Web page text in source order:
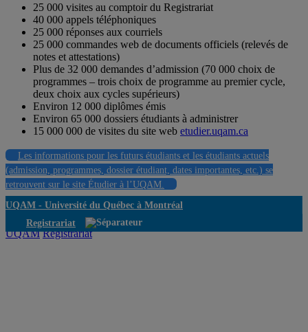
25 000 visites au comptoir du Registrariat
40 000 appels téléphoniques
25 000 réponses aux courriels
25 000 commandes web de documents officiels (relevés de
notes et attestations)
Plus de 32 000 demandes d’admission (70 000 choix de
programmes – trois choix de programme au premier cycle,
deux choix aux cycles supérieurs)
Environ 12 000 diplômes émis
Environ 65 000 dossiers étudiants à administrer
15 000 000 de visites du site web etudier.uqam.ca
Les informations pour les futurs étudiants et les étudiants actuels
(admission, programmes, dossier étudiant, dates importantes, etc.) se
retrouvent sur le site Étudier à l’UQAM.
UQAM - Université du Québec à Montréal
Registrariat
UQAM Registrariat